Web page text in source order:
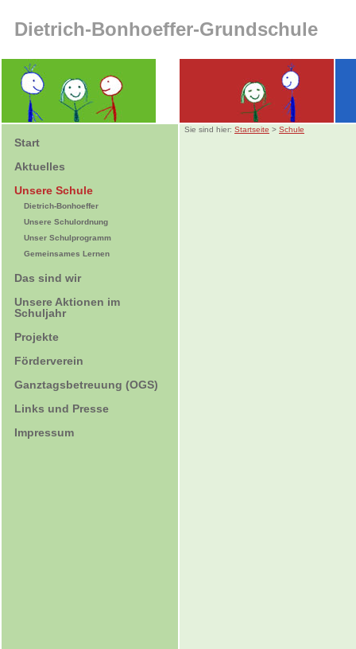
Dietrich-Bonhoeffer-Grundschule
Start
Aktuelles
Unsere Schule
Dietrich-Bonhoeffer
Unsere Schulordnung
Unser Schulprogramm
Gemeinsames Lernen
Das sind wir
Unsere Aktionen im
Schuljahr
Projekte
Förderverein
Ganztagsbetreuung (OGS)
Links und Presse
Impressum
Sie sind hier: Startseite > Schule